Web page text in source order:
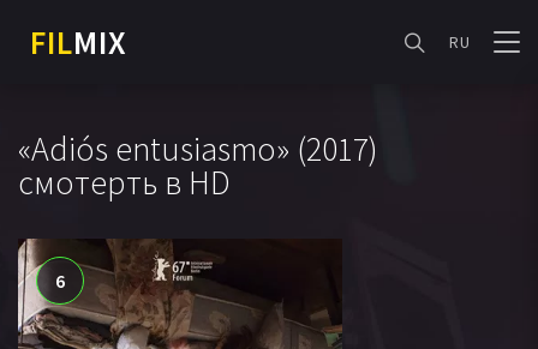
FILMIX RU
«Adiós entusiasmo» (2017)
смотерть в HD
6